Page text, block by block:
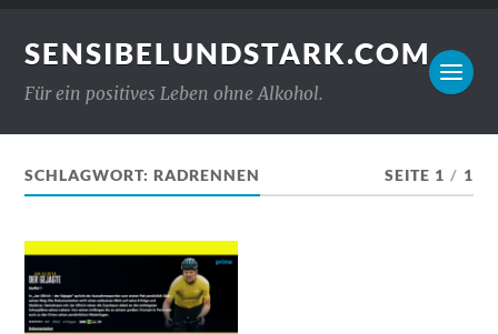
SENSIBELUNDSTARK.COM
Für ein positives Leben ohne Alkohol.
SCHLAGWORT:RADRENNEN SEITE 1 / 1